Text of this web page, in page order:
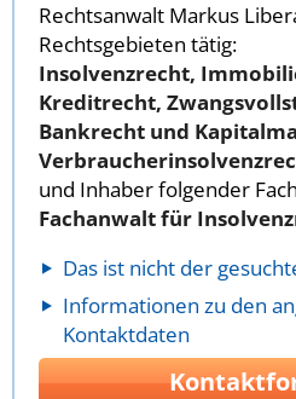
Rechtsanwalt Markus
Rechtsgebieten tätig:
Insolvenzrecht,
Kreditrecht,
Bankrecht und
und Inhaber folgender
Fachanwalt für
Das ist nicht der
Informationen zu den
Kontaktdaten